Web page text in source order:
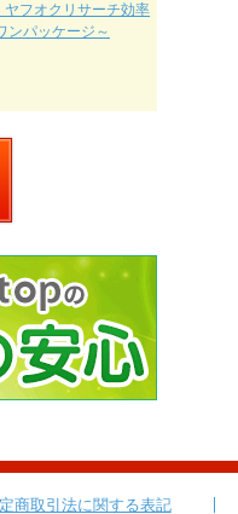
フオクリサーチ効率
ンパッケージ～
商取引法に関する表記